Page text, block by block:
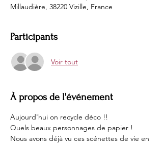
Millaudière, 38220 Vizille, France
Participants
Voir tout
À propos de l'événement
Aujourd'hui on recycle déco !!
Quels beaux personnages de papier !
Nous avons déjà vu ces scénettes de vie en